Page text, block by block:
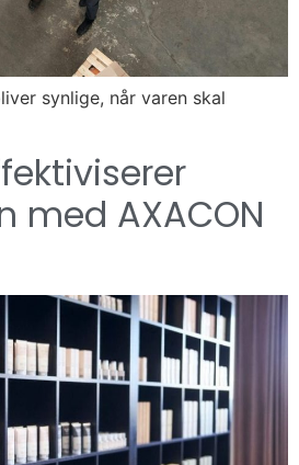
synlige, når varen skal
med AXACON